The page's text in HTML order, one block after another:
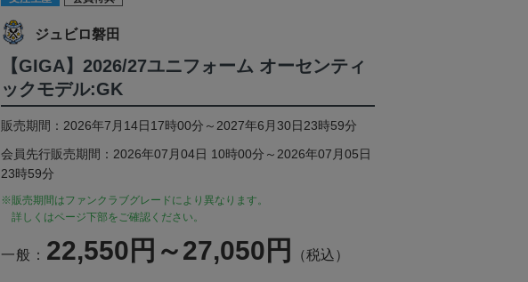
ジュビロ磐田
【GIGA】2026/27ユニフォーム オーセンティ
ックモデル:GK
販売期間：2026年7月14日17時00分～2027年6月30日23時59分
会員先行販売期間：2026年07月04日 10時00分～2026年07月05日
23時59分
※販売期間はファンクラブグレードにより異なります。
詳しくはページ下部をご確認ください。
一般： 22,550円～27,050円 （税込）